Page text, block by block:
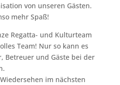
von unseren Gästen.
mehr Spaß!
Regatta- und Kulturteam
Team! Nur so kann es
Betreuer und Gäste bei der
im nächsten